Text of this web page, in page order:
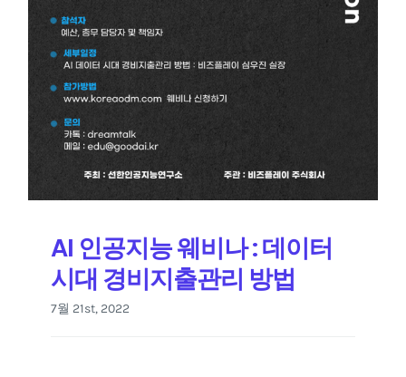
AI 인공지능 웨비나 : 데이터
시대 경비지출관리 방법
7월 21st, 2022